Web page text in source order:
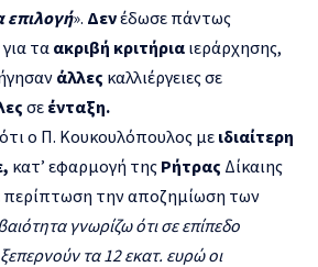
επιλογή». Δενέδωσε πάντως
τα ακριβή κριτήρια ιεράρχησης,
άλλες καλλιέργειες σε
σε ένταξη.
ότι ο Π. Κουκουλόπουλος με ιδιαίτερη
κατ’ εφαρμογή της Ρήτρας Δίκαιης
περίπτωση την αποζημίωση των
γνωρίζω ότι σε επίπεδο
τα 12 εκατ. ευρώ οι